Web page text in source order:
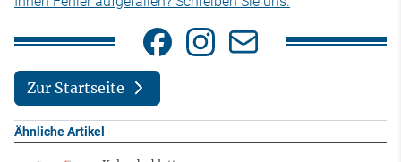
Zur Startseite
Ähnliche Artikel